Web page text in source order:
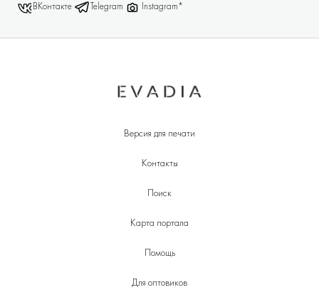
ВКонтакте Telegram Instagram*
Версия для печати
Контакты
Поиск
Карта портала
Помощь
Для оптовиков